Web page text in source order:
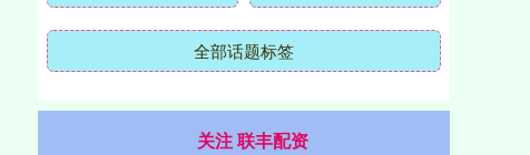
全部话题标签
关注 联丰配资